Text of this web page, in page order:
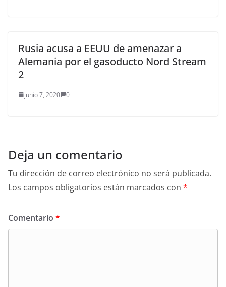
Rusia acusa a EEUU de amenazar a
Alemania por el gasoducto Nord Stream
2
junio 7, 2020 0
Deja un comentario
Tu dirección de correo electrónico no será publicada.
Los campos obligatorios están marcados con *
Comentario *